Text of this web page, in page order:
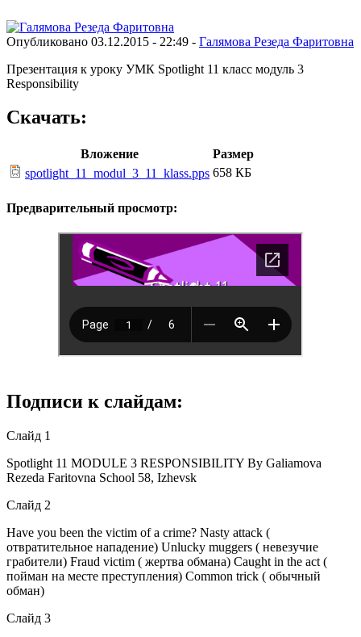
Опубликовано 03.12.2015 - 22:49 - Галямова Резеда Фаритовна
Презентация к уроку УМК Spotlight 11 класс модуль 3
Responsibility
Скачать:
Вложение
Размер
spotlight_11_modul_3_11_klass.pps 658 КБ
Предварительный просмотр:
Подписи к слайдам:
Слайд 1
Spotlight 11 MODULE 3 RESPONSIBILITY By Galiamova
Rezeda Faritovna School 58, Izhevsk
Слайд 2
Have you been the victim of a crime? Nasty attack (
отвратительное нападение) Unlucky muggers ( невезучие
грабители) Fraud victim ( жертва обмана) Caught in the act (
пойман на месте преступления) Common trick ( обычный
обман)
Слайд 3